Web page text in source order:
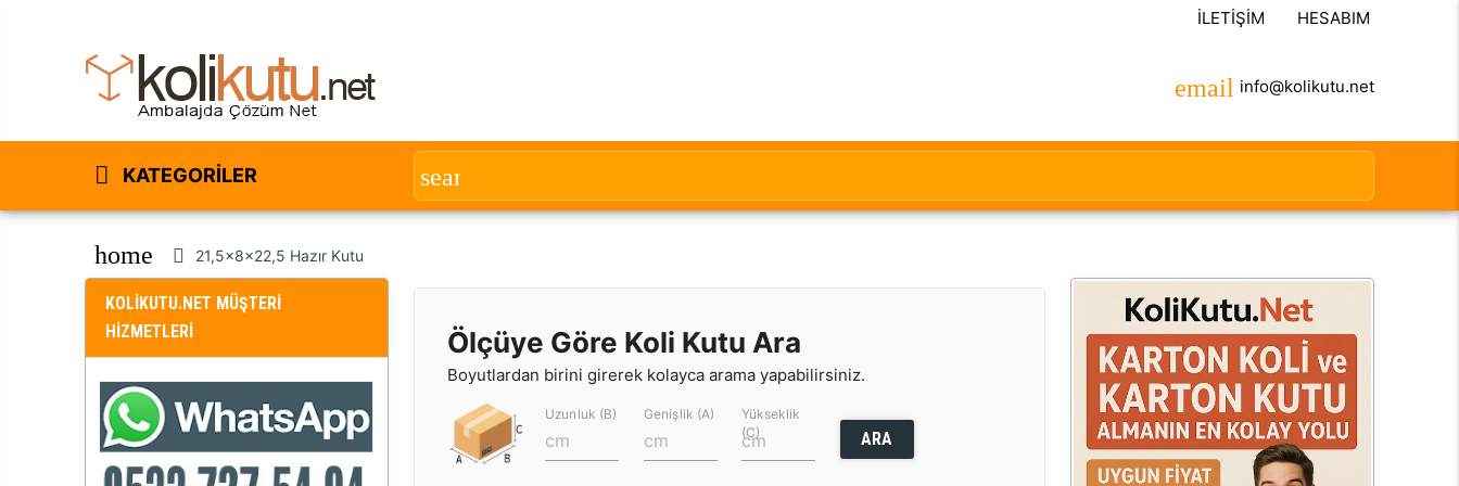
İLETIŞIM HESABIM
info@kolikutu.net
KATEGORILER
home 21,5x8x22,5 Hazır Kutu
KOLİKUTU.NET MÜŞTERİ
HİZMETLERİ
Ölçüye Göre Koli Kutu Ara
Boyutlardan birini girerek kolayca arama yapabilirsiniz.
Uzunluk (B) Genişlik (A)
Yükseklik
(C)
ARA